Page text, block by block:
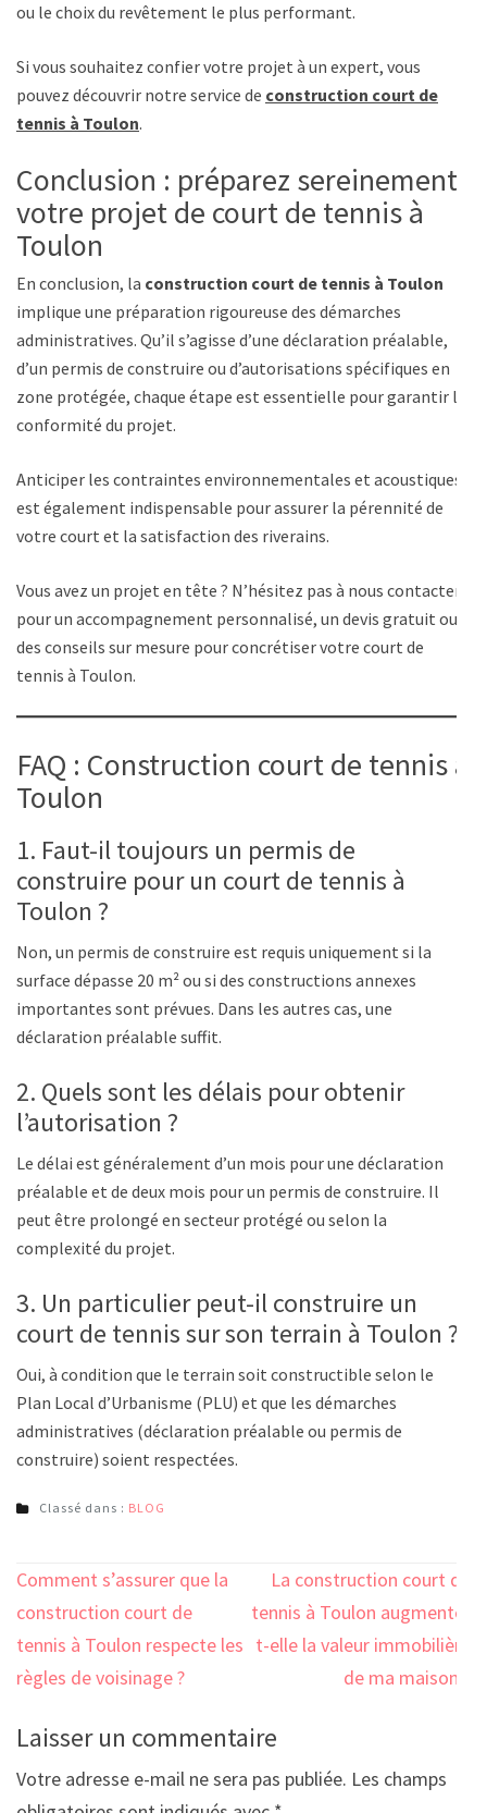
ou le choix du revêtement le plus performant.
Si vous souhaitez confier votre projet à un expert, vous
pouvez découvrir notre service de construction court de
tennis à Toulon.
Conclusion : préparez sereinement
votre projet de court de tennis à
Toulon
En conclusion, la construction court de tennis à Toulon
implique une préparation rigoureuse des démarches
administratives. Qu’il s’agisse d’une déclaration préalable,
d’un permis de construire ou d’autorisations spécifiques en
zone protégée, chaque étape est essentielle pour garantir la
conformité du projet.
Anticiper les contraintes environnementales et acoustiques
est également indispensable pour assurer la pérennité de
votre court et la satisfaction des riverains.
Vous avez un projet en tête ? N’hésitez pas à nous contacter
pour un accompagnement personnalisé, un devis gratuit ou
des conseils sur mesure pour concrétiser votre court de
tennis à Toulon.
FAQ : Construction court de tennis à
Toulon
1. Faut-il toujours un permis de
construire pour un court de tennis à
Toulon ?
Non, un permis de construire est requis uniquement si la
surface dépasse 20 m² ou si des constructions annexes
importantes sont prévues. Dans les autres cas, une
déclaration préalable suffit.
2. Quels sont les délais pour obtenir
l’autorisation ?
Le délai est généralement d’un mois pour une déclaration
préalable et de deux mois pour un permis de construire. Il
peut être prolongé en secteur protégé ou selon la
complexité du projet.
3. Un particulier peut-il construire un
court de tennis sur son terrain à Toulon ?
Oui, à condition que le terrain soit constructible selon le
Plan Local d’Urbanisme (PLU) et que les démarches
administratives (déclaration préalable ou permis de
construire) soient respectées.
Classé dans : BLOG
Navigation
de
l’article
Comment s’assurer que la
construction court de
tennis à Toulon respecte les
règles de voisinage ?
La construction court de
tennis à Toulon augmente-
t-elle la valeur immobilière
de ma maison ?
Laisser un commentaire
Votre adresse e-mail ne sera pas publiée. Les champs